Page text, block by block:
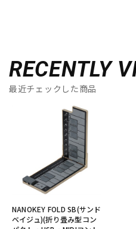
RECENTLY
最近チェックした商品
NANOKEY FOLD SB(サンド
ベイジュ)(折り畳み型コン